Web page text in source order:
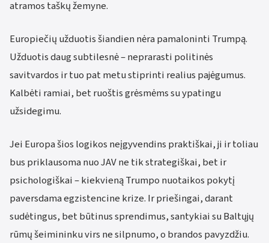
atramos taškų žemyne.
Europiečių užduotis šiandien nėra pamaloninti Trumpą.
Užduotis daug subtilesnė – neprarasti politinės
savitvardos ir tuo pat metu stiprinti realius pajėgumus.
Kalbėti ramiai, bet ruoštis grėsmėms su ypatingu
užsidegimu.
Jei Europa šios logikos neįgyvendins praktiškai, ji ir toliau
bus priklausoma nuo JAV ne tik strategiškai, bet ir
psichologiškai – kiekvieną Trumpo nuotaikos pokytį
paversdama egzistencine krize. Ir priešingai, darant
sudėtingus, bet būtinus sprendimus, santykiai su Baltųjų
rūmų šeimininku virs ne silpnumo, o brandos pavyzdžiu.